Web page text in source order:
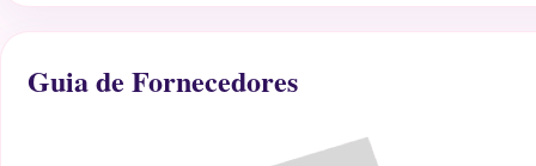
Guia de Fornecedores